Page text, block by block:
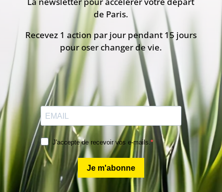
de Paris.
Recevez 1 action par jour pendant 15 jours
pour oser changer de vie.
J'accepte de recevoir vos e-mails.
Je m'abonne